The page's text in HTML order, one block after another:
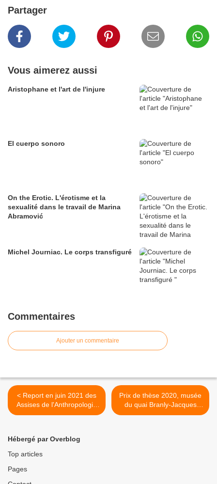
Partager
Vous aimerez aussi
Aristophane et l'art de l'injure
El cuerpo sonoro
On the Erotic. L'érotisme et la
sexualité dans le travail de Marina
Abramović
Michel Journiac. Le corps transfiguré
Commentaires
Ajouter un commentaire
< Report en juin 2021 des
Assises de l'Anthropologie
Française des Mondes
Prix de thèse 2020, musée
du quai Branly-Jacques
Chirac >
Hébergé par Overblog
Top articles
Pages